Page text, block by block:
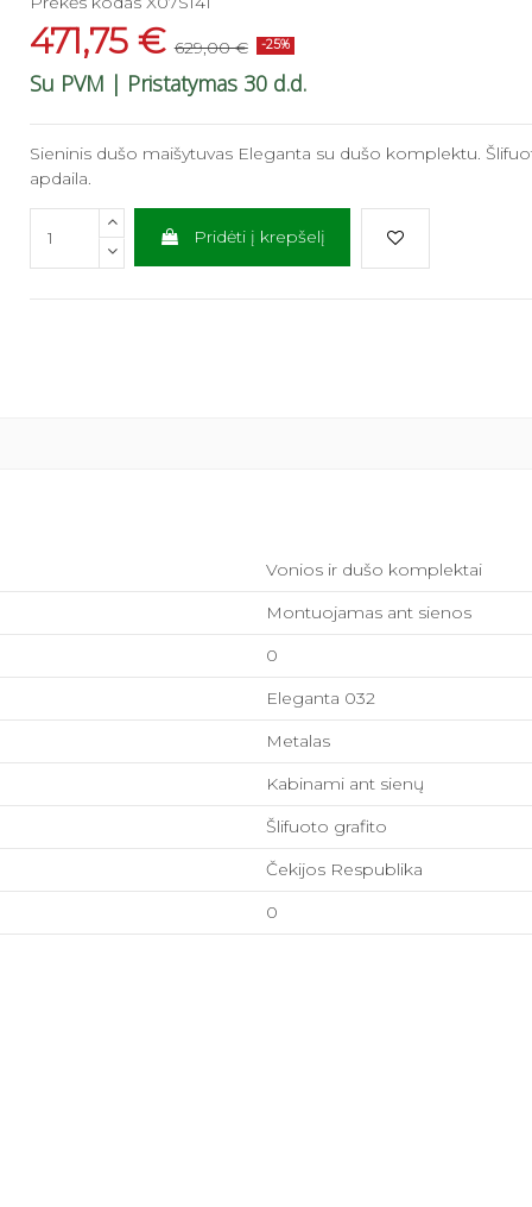
471,75 € 629,00 € -25%
Su PVM | Pristatymas 30 d.d.
Sieninis dušo maišytuvas Eleganta su dušo komplektu.
apdaila.
Pridėti į krepšelį
Vonios ir dušo komplektai
Montuojamas ant sienos
0
Eleganta 032
Metalas
Kabinami ant sienų
Šlifuoto grafito
Čekijos Respublika
0